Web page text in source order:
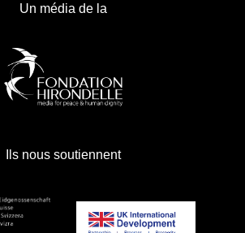
Un média de la
Ils nous soutiennent